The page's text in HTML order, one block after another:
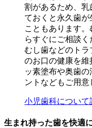
割があるため、乳
ておくと永久歯が
こともあります
らすぐにご相談く
むし歯などのト
のお口の健康を維
ッ素塗布や奥歯
ントなどもご用意
小児歯科について
生まれ持った歯を快適